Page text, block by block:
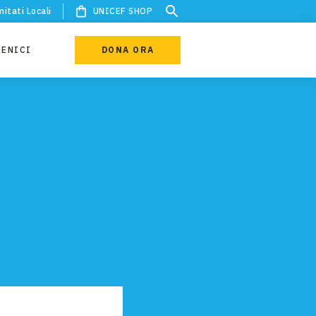
Locali UNICEF SHOP
DONA ORA